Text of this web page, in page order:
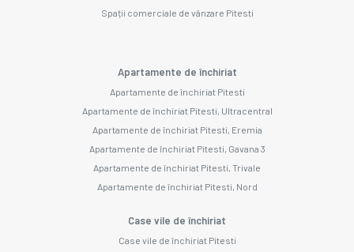
Spații comerciale de vânzare Pitesti
Apartamente de închiriat
Apartamente de închiriat Pitesti
Apartamente de închiriat Pitesti, Ultracentral
Apartamente de închiriat Pitesti, Eremia
Apartamente de închiriat Pitesti, Gavana 3
Apartamente de închiriat Pitesti, Trivale
Apartamente de închiriat Pitesti, Nord
Case vile de închiriat
Case vile de închiriat Pitesti